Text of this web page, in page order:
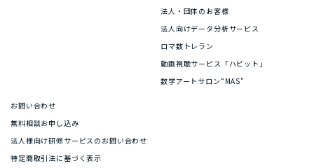
法人・団体のお客様
法人向けデータ分析サービス
ロマ数トレラン
動画視聴サービス「ハビット」
数学アートサロン“MAS”
お問い合わせ
無料相談お申し込み
法人様向け研修サービスのお問い合わせ
特定商取引法に基づく表示